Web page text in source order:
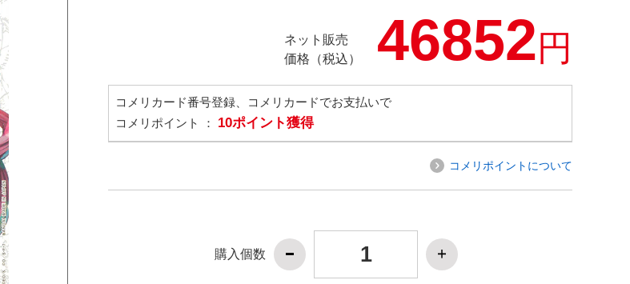
ネット販売
価格（税込）
46852円
コメリカード番号登録、コメリカードでお支払いで
コメリポイント ： 10ポイント獲得
コメリポイントについて
購入個数